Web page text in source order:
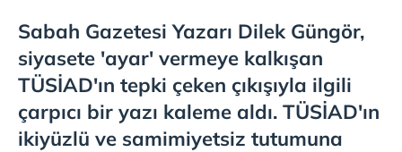
Sabah Gazetesi Yazarı Dilek Güngör,
siyasete 'ayar' vermeye kalkışan
TÜSİAD'ın tepki çeken çıkışıyla ilgili
çarpıcı bir yazı kaleme aldı. TÜSİAD'ın
ikiyüzlü ve samimiyetsiz tutumuna